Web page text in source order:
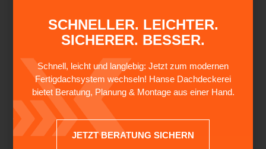
INSTANDHALTUNG
BESTEHENDER HOLZBAUTEN
Neben dem Neubau kümmern sichZimmermännerauch
um die Reparatur und Instandhaltung bestehender
Holzbauten. Sie überprüfen die Konstruktion auf Schäden
oder Verschleißerscheinungen und führen entsprechende
Reparaturen durch. Durch
sorgen sie dafür, dass das Gebäude in einem guten Zustand
SCHNELLER. LEICHTER.
SICHERER. BESSER.
Schnell, leicht und langlebig: Jetzt zum modernen
Fertigdachsystem wechseln! Hanse Dachdeckerei
bietet Beratung, Planung & Montage aus einer Hand.
JETZT BERATUNG SICHERN